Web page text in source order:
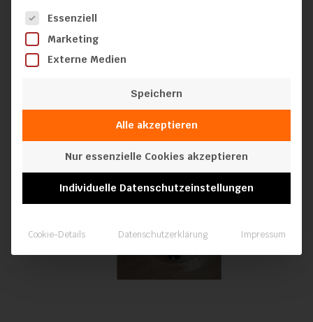
Es folgt eine Liste der Service-Gruppen, für die eine
Essenziell
Marketing
Externe Medien
Speichern
Alle akzeptieren
Nur essenzielle Cookies akzeptieren
Individuelle Datenschutzeinstellungen
Cookie-Details Datenschutzerklärung Impressum